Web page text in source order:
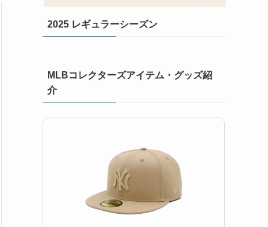
2025 レギュラーシーズン
MLBコレクターズアイテム・グッズ紹
介